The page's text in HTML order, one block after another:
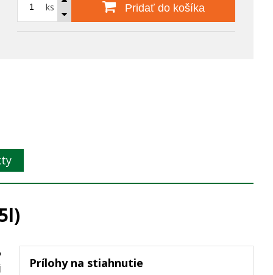
ks Pridať do košíka
Prílohy na stiahnutie